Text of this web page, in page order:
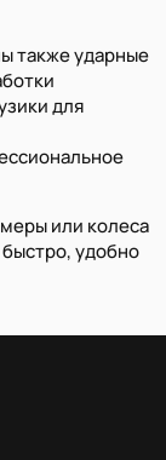
также ударные
для
или колеса
удобно